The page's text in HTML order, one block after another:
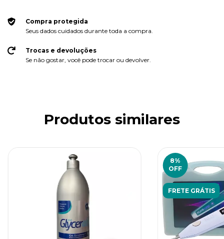
Compra protegida
Seus dados cuidados durante toda a compra.
Trocas e devoluções
Se não gostar, você pode trocar ou devolver.
Produtos similares
8%
OFF
FRETE GRÁTIS